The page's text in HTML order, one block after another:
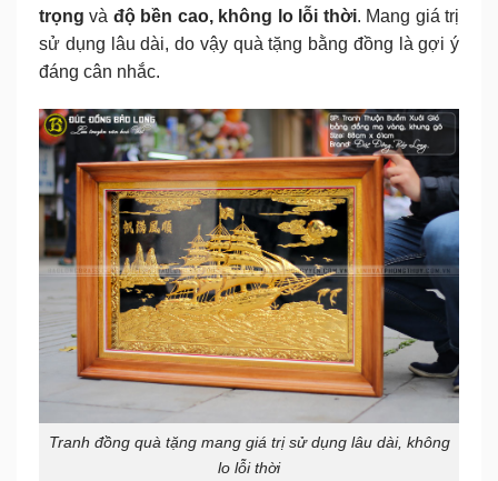
trọng và độ bền cao, không lo lỗi thời. Mang giá trị
sử dụng lâu dài, do vậy quà tặng bằng đồng là gợi ý
đáng cân nhắc.
Tranh đồng quà tặng mang giá trị sử dụng lâu dài, không
lo lỗi thời